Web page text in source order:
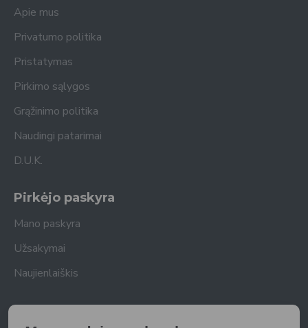
Apie mus
Privatumo politika
Pristatymas
Pirkimo sąlygos
Grąžinimo politika
Naudingi patarimai
D.U.K.
Pirkėjo paskyra
Mano paskyra
Užsakymai
Naujienlaiškis
Naujienlaiškis